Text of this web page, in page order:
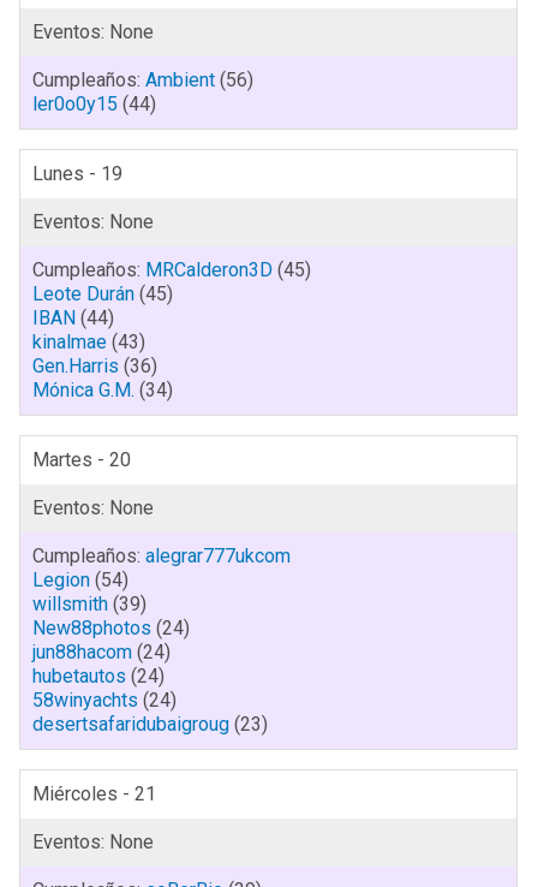
Ambient (56)
ler0o0y15 (44)
Lunes - 19
MRCalderon3D (45)
Leote Durán (45)
IBAN (44)
kinalmae (43)
Gen.Harris (36)
Mónica G.M. (34)
Martes - 20
alegrar777ukcom
Legion (54)
willsmith (39)
New88photos (24)
jun88hacom (24)
hubetautos (24)
58winyachts (24)
desertsafaridubaigroug (23)
Miércoles - 21